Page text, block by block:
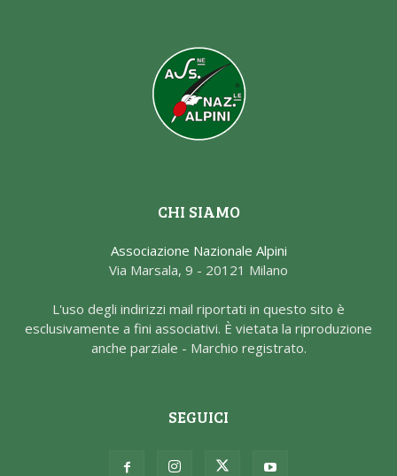
CHI SIAMO
Associazione Nazionale Alpini
Via Marsala, 9 - 20121 Milano
L'uso degli indirizzi mail riportati in questo sito è
esclusivamente a fini associativi. È vietata la riproduzione
anche parziale - Marchio registrato.
SEGUICI